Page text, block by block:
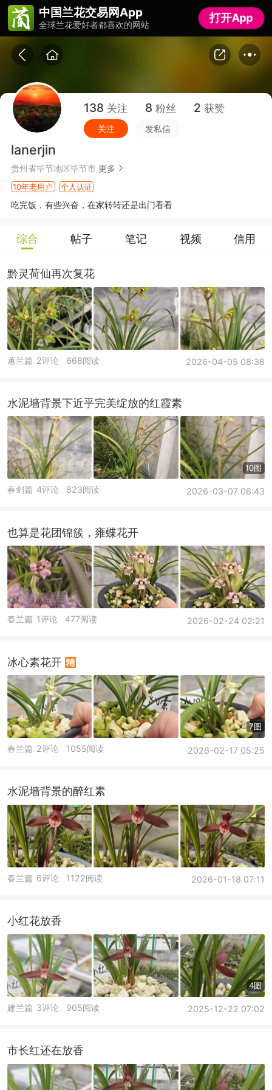
中国兰花交易网App
全球兰花爱好者都喜欢的网站 打开App
中国兰花交易网App
全球兰花爱好者都喜欢的网站 打开App
138 关注 8 粉丝 2 获赞
关注 发私信
lanerjin
贵州省毕节地区毕节市 更多
10年老用户 个人认证
吃完饭，有些兴奋，在家转转还是出门看看
综合 帖子 笔记 视频 信用
黔灵荷仙再次复花
蕙兰篇 2026-04-05 08:38
2评论 668阅读
水泥墙背景下近乎完美绽放的红霞素
10图
春剑篇 2026-03-07 06:43
4评论 823阅读
也算是花团锦簇，雍蝶花开
春兰篇 2026-02-24 02:21
1评论 477阅读
冰心素花开
7图
春兰篇 2026-02-17 05:25
2评论 1055阅读
水泥墙背景的醉红素
春兰篇 2026-01-18 07:11
6评论 1122阅读
小红花放香
4图
建兰篇 2025-12-22 07:02
3评论 905阅读
市长红还在放香